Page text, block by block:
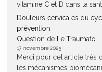
vitamine C et D dans la
Douleurs cervicales du
prévention
Question de Le Traumato
17 novembre 2025
Merci pour cet article très
les mécanismes